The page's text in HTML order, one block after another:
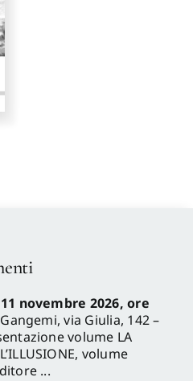
novembre 2026, ore
via Giulia, 142 –
volume LA
volume
...